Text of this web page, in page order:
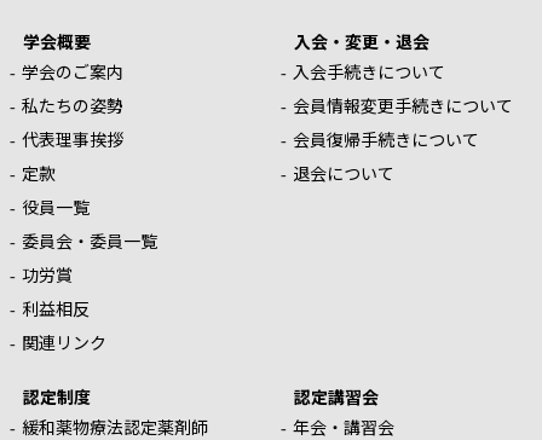
学会概要
学会のご案内
私たちの姿勢
代表理事挨拶
定款
役員一覧
委員会・委員一覧
功労賞
利益相反
関連リンク
入会・変更・退会
入会手続きについて
会員情報変更手続きについて
会員復帰手続きについて
退会について
認定制度
緩和薬物療法認定薬剤師
認定講習会
年会・講習会